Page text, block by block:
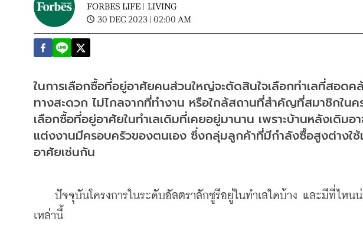
FORBES LIFE | LIVING
30 DEC 2023 | 02:00 AM
ในการเลือกซื้อที่อยู่อาศัยคนส่วนใหญ่จะตัดสินใจเลือกทำเลที่สอด
ทางสะดวก ไม่ไกลจากที่ทำงาน หรือใกล้สถานที่สำคัญที่สมาชิกใน
เลือกซื้อที่อยู่อาศัยในทำเลเดิมที่เคยอยู่มานาน เพราะบ้านหลังเดิมอ
แต่งงานมีครอบครัวของตนเอง ซึ่งกลุ่มลูกค้าที่มีกำลังซื้อสูงต่างใ
อาศัยเช่นกัน
ปัจจุบันโครงการในระดับอัลตราลักชูรีอยู่ในทำเลใดบ้าง และมีที่ไหน
เหล่านี้